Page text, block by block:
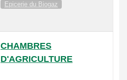
Epicerie du Biogaz
CHAMBRES
D'AGRICULTURE